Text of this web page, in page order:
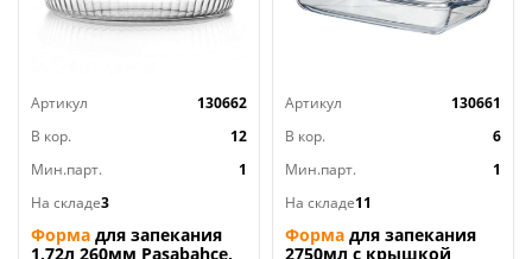
Артикул
130662
В кор.
12
Мин.парт.
1
На складе3
Форма для запекания
1,72л 260мм Pasabahce,
Артикул
130661
В кор.
6
Мин.парт.
1
На складе11
Форма для запекания
2750мл с крышкой